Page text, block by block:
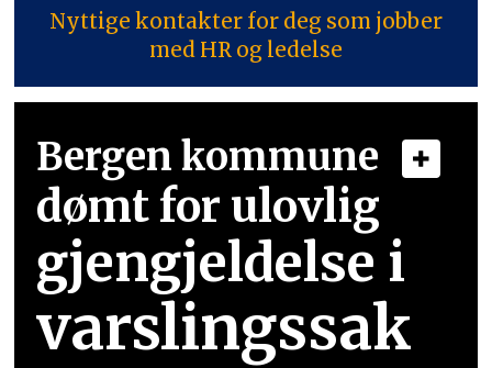
Nyttige kontakter for deg som jobber
med HR og ledelse
Bergen kommune
dømt for ulovlig
gjengjeldelse i
varslingssak